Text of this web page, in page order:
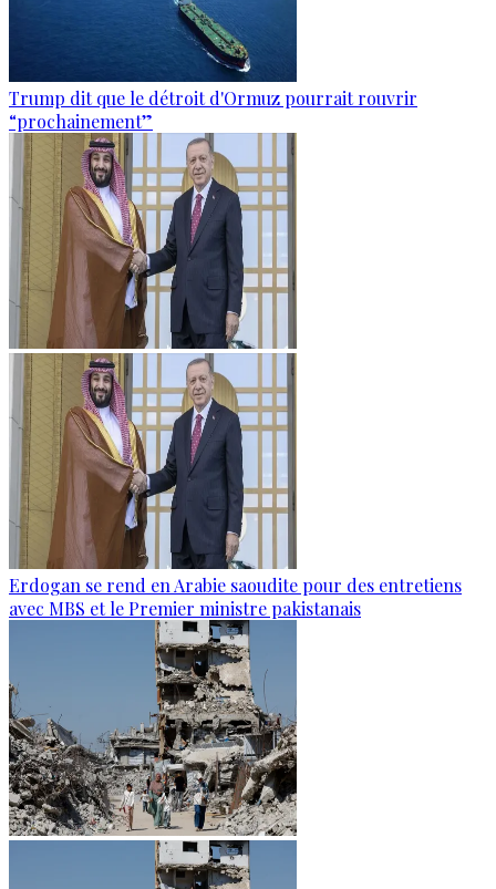
Trump dit que le détroit d'Ormuz pourrait rouvrir
“prochainement”
Erdogan se rend en Arabie saoudite pour des entretiens
avec MBS et le Premier ministre pakistanais